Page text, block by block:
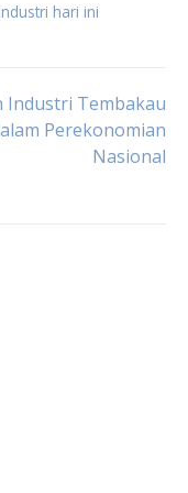
hari ini
Industri Tembakau
Perekonomian
Nasional